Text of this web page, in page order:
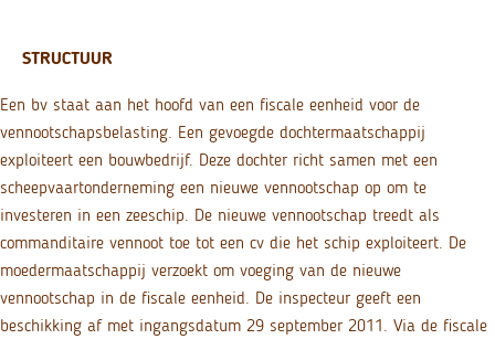
STRUCTUUR
Een bv staat aan het hoofd van een fiscale eenheid voor de
vennootschapsbelasting. Een gevoegde dochtermaatschappij
exploiteert een bouwbedrijf. Deze dochter richt samen met een
scheepvaartonderneming een nieuwe vennootschap op om te
investeren in een zeeschip. De nieuwe vennootschap treedt als
commanditaire vennoot toe tot een cv die het schip exploiteert. De
moedermaatschappij verzoekt om voeging van de nieuwe
vennootschap in de fiscale eenheid. De inspecteur geeft een
beschikking af met ingangsdatum 29 september 2011. Via de fiscale